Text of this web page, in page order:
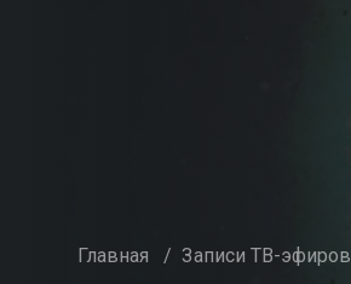
Главная / Записи ТВ-эфиров